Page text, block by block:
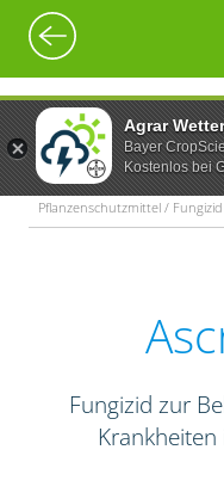
Agrar Wetter
Bayer
Kostenlos bei
Pflanzenschutzmittel /
Fungizid zur